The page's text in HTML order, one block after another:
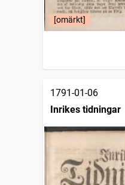
[omärkt]
1791-01-06
Inrikes tidningar